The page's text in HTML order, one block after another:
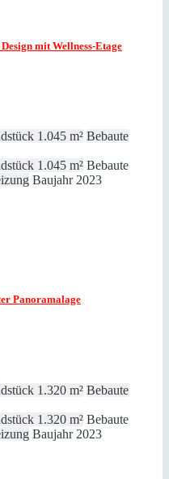
mit Wellness-Etage
1.045 m² Bebaute
1.045 m² Bebaute
Baujahr 2023
Panoramalage
1.320 m² Bebaute
1.320 m² Bebaute
Baujahr 2023